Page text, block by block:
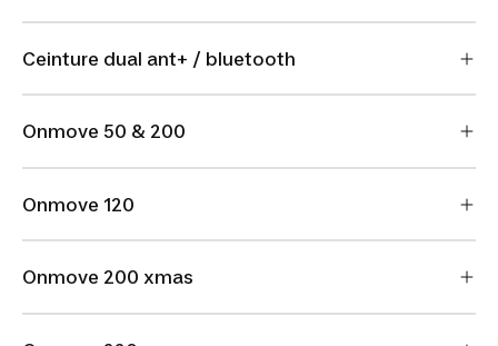
Ceinture dual ant+ / bluetooth
Onmove 50 & 200
Onmove 120
Onmove 200 xmas